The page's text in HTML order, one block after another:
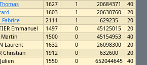
1627 1 20684371
40
1603 1 20630760
20
Fabrice 2111 1 629235
20
Emmanuel 1497 0 45125015
20
Martin 1500 0 45154953
40
Laurent 1632 0 26098300
20
Christian 1912 0 632600
20
1550 0 652044645
40